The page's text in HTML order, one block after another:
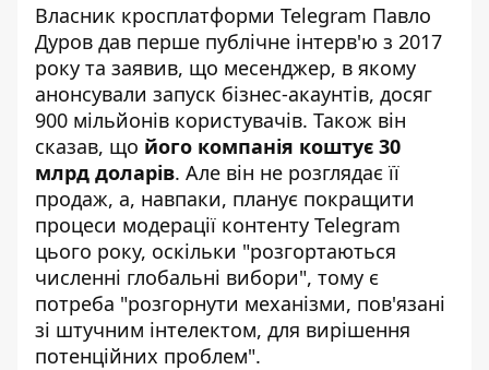
Власник кросплатформи Telegram Павло
Дуров дав перше публічне інтерв'ю з 2017
року та заявив, що месенджер, в якому
анонсували запуск бізнес-акаунтів, досяг
900 мільйонів користувачів. Також він
сказав, що його компанія коштує 30
млрд доларів. Але він не розглядає її
продаж, а, навпаки, планує покращити
процеси модерації контенту Telegram
цього року, оскільки "розгортаються
численні глобальні вибори", тому є
потреба "розгорнути механізми, пов'язані
зі штучним інтелектом, для вирішення
потенційних проблем".